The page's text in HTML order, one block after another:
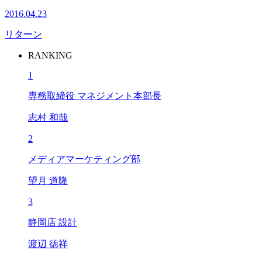
2016.04.23
リターン
RANKING
1
専務取締役 マネジメント本部長
志村 和哉
2
メディアマーケティング部
望月 道隆
3
静岡店 設計
渡辺 徳祥